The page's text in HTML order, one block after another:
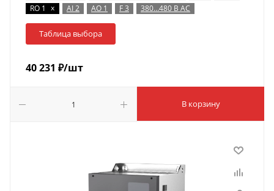
RO 1 x AI 2 AO 1 F 3 380…480 В AC
Таблица выбора
40 231 ₽/шт
В корзину